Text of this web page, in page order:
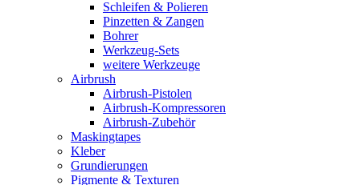
Schleifen & Polieren
Pinzetten & Zangen
Bohrer
Werkzeug-Sets
weitere Werkzeuge
Airbrush
Airbrush-Pistolen
Airbrush-Kompressoren
Airbrush-Zubehör
Maskingtapes
Kleber
Grundierungen
Pigmente & Texturen